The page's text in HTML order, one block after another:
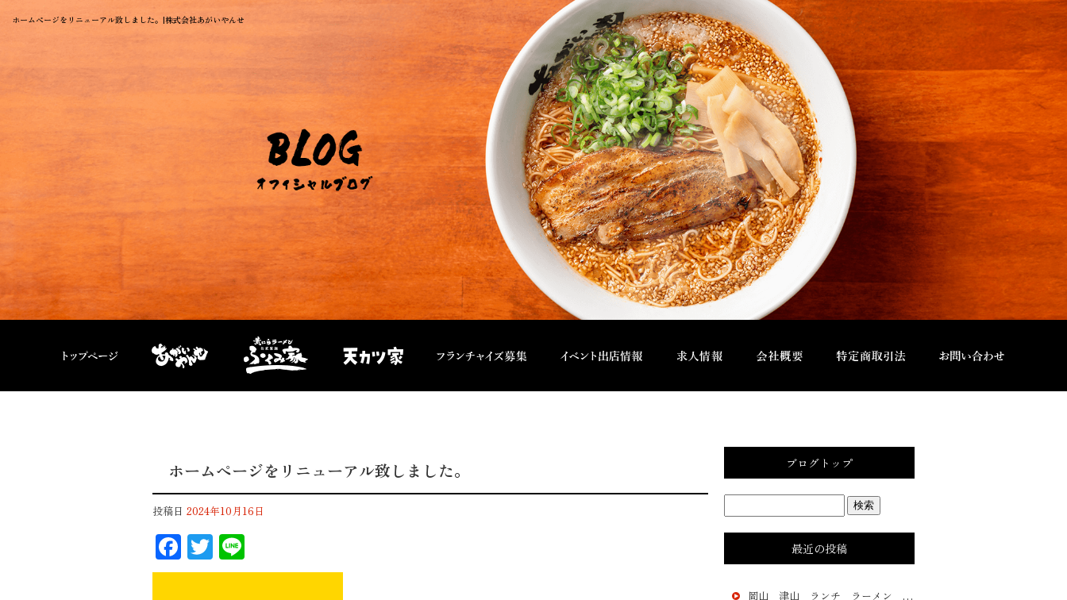
ホームページをリニューアル致しました。|株式会社あがいやんせ
ホームページをリニューアル致しました。
投稿日 2024年10月16日
F
ac
T
win
ブログトップ
最近の投稿
岡山 津山 ランチ ラーメン 黄ニラ チャー シュー 餃子 フラチャイズ 加盟 レストラン